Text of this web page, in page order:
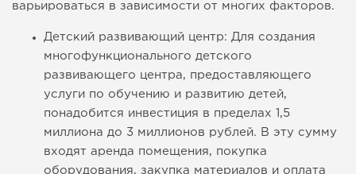
варьироваться в зависимости от многих факторов.
Детский развивающий центр: Для создания
многофункционального детского
развивающего центра, предоставляющего
услуги по обучению и развитию детей,
понадобится инвестиция в пределах 1,5
миллиона до 3 миллионов рублей. В эту сумму
входят аренда помещения, покупка
оборудования, закупка материалов и оплата